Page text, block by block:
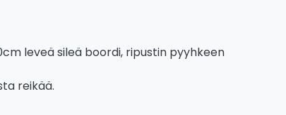
leveä sileä boordi, ripustin pyyhkeen
reikää.